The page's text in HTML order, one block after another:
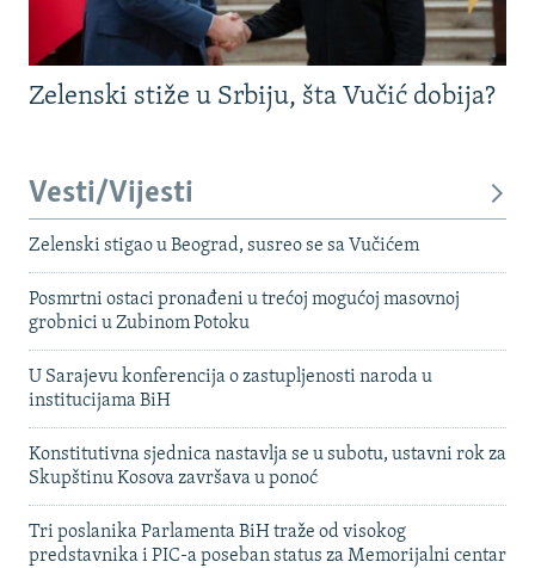
Zelenski stiže u Srbiju, šta Vučić dobija?
Vesti/Vijesti
Zelenski stigao u Beograd, susreo se sa Vučićem
Posmrtni ostaci pronađeni u trećoj mogućoj masovnoj
grobnici u Zubinom Potoku
U Sarajevu konferencija o zastupljenosti naroda u
institucijama BiH
Konstitutivna sjednica nastavlja se u subotu, ustavni rok za
Skupštinu Kosova završava u ponoć
Tri poslanika Parlamenta BiH traže od visokog
predstavnika i PIC-a poseban status za Memorijalni centar